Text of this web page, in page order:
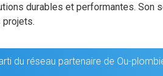
durables et performantes. Son
projets.
du réseau partenaire de Ou-